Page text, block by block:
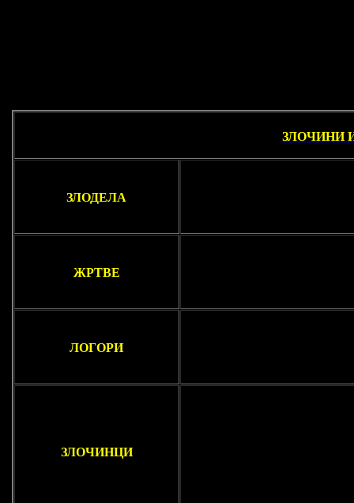
ЗЛОЧИНИ
ЗЛОДЕЛА
ЖРТВЕ
ЛОГОРИ
ЗЛОЧИНЦИ